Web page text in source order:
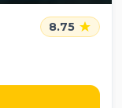
8.75